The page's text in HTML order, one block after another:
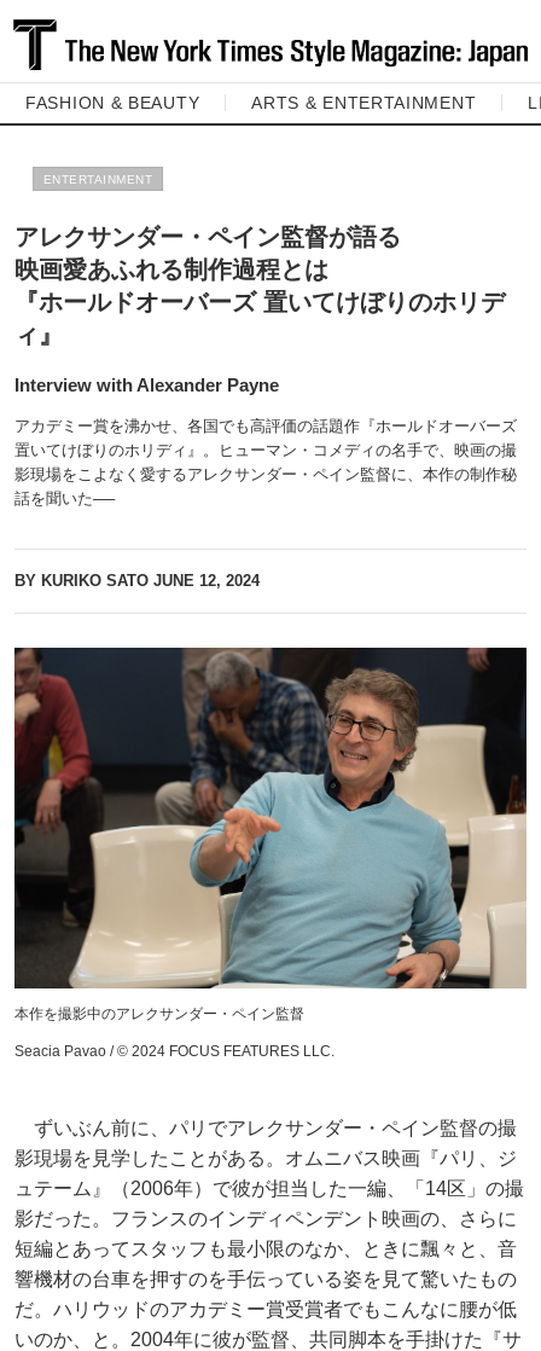
FASHION & BEAUTY ARTS & ENTERTAINMENT
ENTERTAINMENT
アレクサンダー・ペイン監督が語る
映画愛あふれる制作過程とは
『ホールドオーバーズ 置いてけぼりのホリデ
ィ』
Interview with Alexander Payne
アカデミー賞を沸かせ、各国でも高評価の話題作『ホールドオーバーズ
置いてけぼりのホリディ』。ヒューマン・コメディの名手で、映画の撮
影現場をこよなく愛するアレクサンダー・ペイン監督に、本作の制作秘
話を聞いた──
BY KURIKO SATO JUNE 12, 2024
本作を撮影中のアレクサンダー・ペイン監督
Seacia Pavao / © 2024 FOCUS FEATURES LLC.
ずいぶん前に、パリでアレクサンダー・ペイン監督の撮
影現場を見学したことがある。オムニバス映画『パリ、ジ
ュテーム』（2006年）で彼が担当した一編、「14区」の撮
影だった。フランスのインディペンデント映画の、さらに
短編とあってスタッフも最小限のなか、ときに飄々と、音
響機材の台車を押すのを手伝っている姿を見て驚いたもの
だ。ハリウッドのアカデミー賞受賞者でもこんなに腰が低
いのか、と。2004年に彼が監督、共同脚本を手掛けた『サ